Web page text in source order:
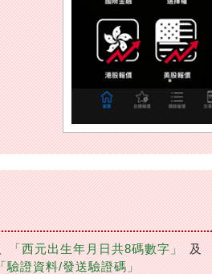
「西元出生年月日共8碼數字」 及
「驗證資料/發送驗證碼」